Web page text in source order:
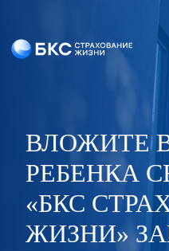
ВЛОЖИТЕ
РЕБЕНКА
«БКС
ЖИЗНИ»